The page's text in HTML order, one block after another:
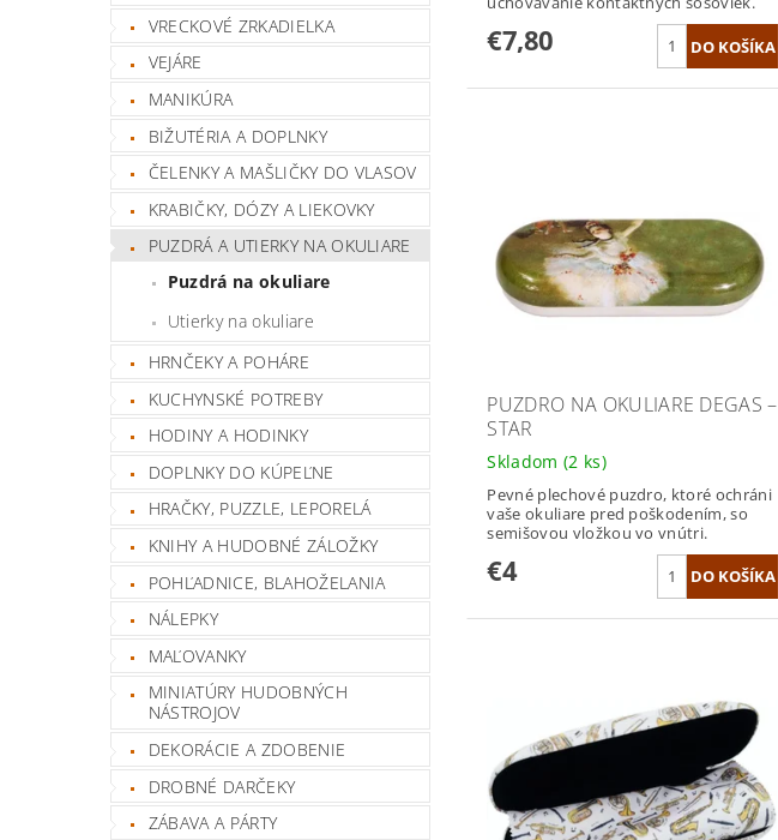
VRECKOVÉ ZRKADIELKA
VEJÁRE
MANIKÚRA
BIŽUTÉRIA A DOPLNKY
ČELENKY A MAŠLIČKY DO VLASOV
KRABIČKY, DÓZY A LIEKOVKY
PUZDRÁ A UTIERKY NA OKULIARE
Puzdrá na okuliare
Utierky na okuliare
HRNČEKY A POHÁRE
KUCHYNSKÉ POTREBY
HODINY A HODINKY
DOPLNKY DO KÚPEĽNE
HRAČKY, PUZZLE, LEPORELÁ
KNIHY A HUDOBNÉ ZÁLOŽKY
POHĽADNICE, BLAHOŽELANIA
NÁLEPKY
MAĽOVANKY
MINIATÚRY HUDOBNÝCH
NÁSTROJOV
DEKORÁCIE A ZDOBENIE
DROBNÉ DARČEKY
ZÁBAVA A PÁRTY
€7,80
PUZDRO NA OKULIARE DEGAS –
STAR
Skladom (2 ks)
Pevné plechové puzdro, ktoré ochráni
vaše okuliare pred poškodením, so
semišovou vložkou vo vnútri.
€4